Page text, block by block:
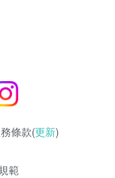
條款(更新)
範